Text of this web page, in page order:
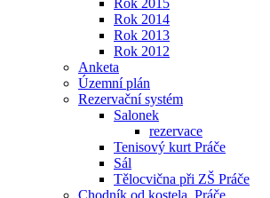
Rok 2015
Rok 2014
Rok 2013
Rok 2012
Anketa
Územní plán
Rezervační systém
Salonek
rezervace
Tenisový kurt Práče
Sál
Tělocvična při ZŠ Práče
Chodník od kostela, Práče